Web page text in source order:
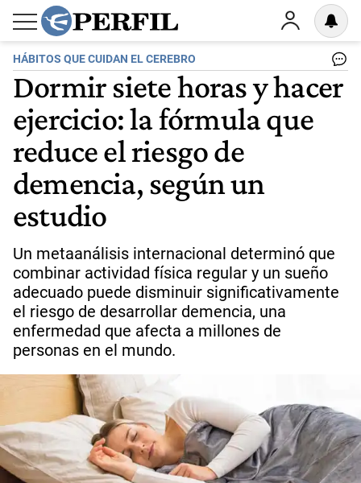
HÁBITOS QUE CUIDAN EL CEREBRO
Dormir siete horas y hacer
ejercicio: la fórmula que
reduce el riesgo de
demencia, según un
estudio
Un metaanálisis internacional determinó que
combinar actividad física regular y un sueño
adecuado puede disminuir significativamente
el riesgo de desarrollar demencia, una
enfermedad que afecta a millones de
personas en el mundo.